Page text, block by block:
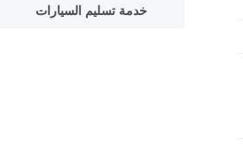
خدمة تسليم السيارات